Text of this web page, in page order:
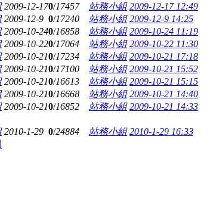
2009-12-170/17457 站務小組 2009-12-17 12:49
2009-12-9 0/17240 站務小組 2009-12-9 14:25
2009-10-240/16858 站務小組 2009-10-24 11:19
2009-10-220/17064 站務小組 2009-10-22 11:30
2009-10-210/17234 站務小組 2009-10-21 17:18
2009-10-210/17100 站務小組 2009-10-21 15:52
2009-10-210/16613 站務小組 2009-10-21 15:15
2009-10-210/16668 站務小組 2009-10-21 14:40
2009-10-210/16852 站務小組 2009-10-21 14:33
2010-1-29 0/24884 站務小組 2010-1-29 16:33